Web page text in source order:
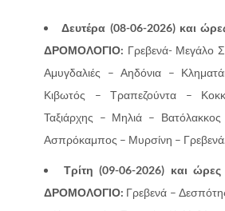
Δευτέρα (08-06-2026) και
ΔΡΟΜΟΛΟΓΙΟ: Γρεβενά- Μεγάλο
Αμυγδαλιές – Αηδόνια –
Κιβωτός – Τραπεζούντα –
Ταξιάρχης – Μηλιά –
Ασπρόκαμπος – Μυρσίνη –
Τρίτη (09-06-2026) και
ΔΡΟΜΟΛΟΓΙΟ: Γρεβενά –